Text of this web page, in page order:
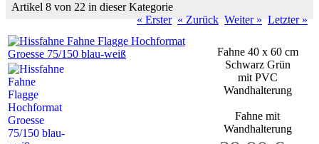
Artikel 8 von 22 in dieser Kategorie
« Erster « Zurück Weiter » Letzter »
Fahne 40 x 60 cm
Schwarz Grün
mit PVC
Wandhalterung
Fahne mit
Wandhalterung